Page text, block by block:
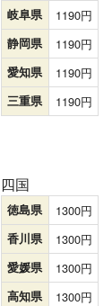
岐阜県 1190
静岡県 1190
愛知県 1190
三重県 1190
四国
徳島県 1300
香川県 1300
愛媛県 1300
高知県 1300